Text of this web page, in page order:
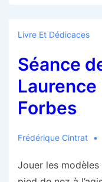
Livre Et Dédicaces
Séance
Forbes
Frédérique Cintrat
Jouer les